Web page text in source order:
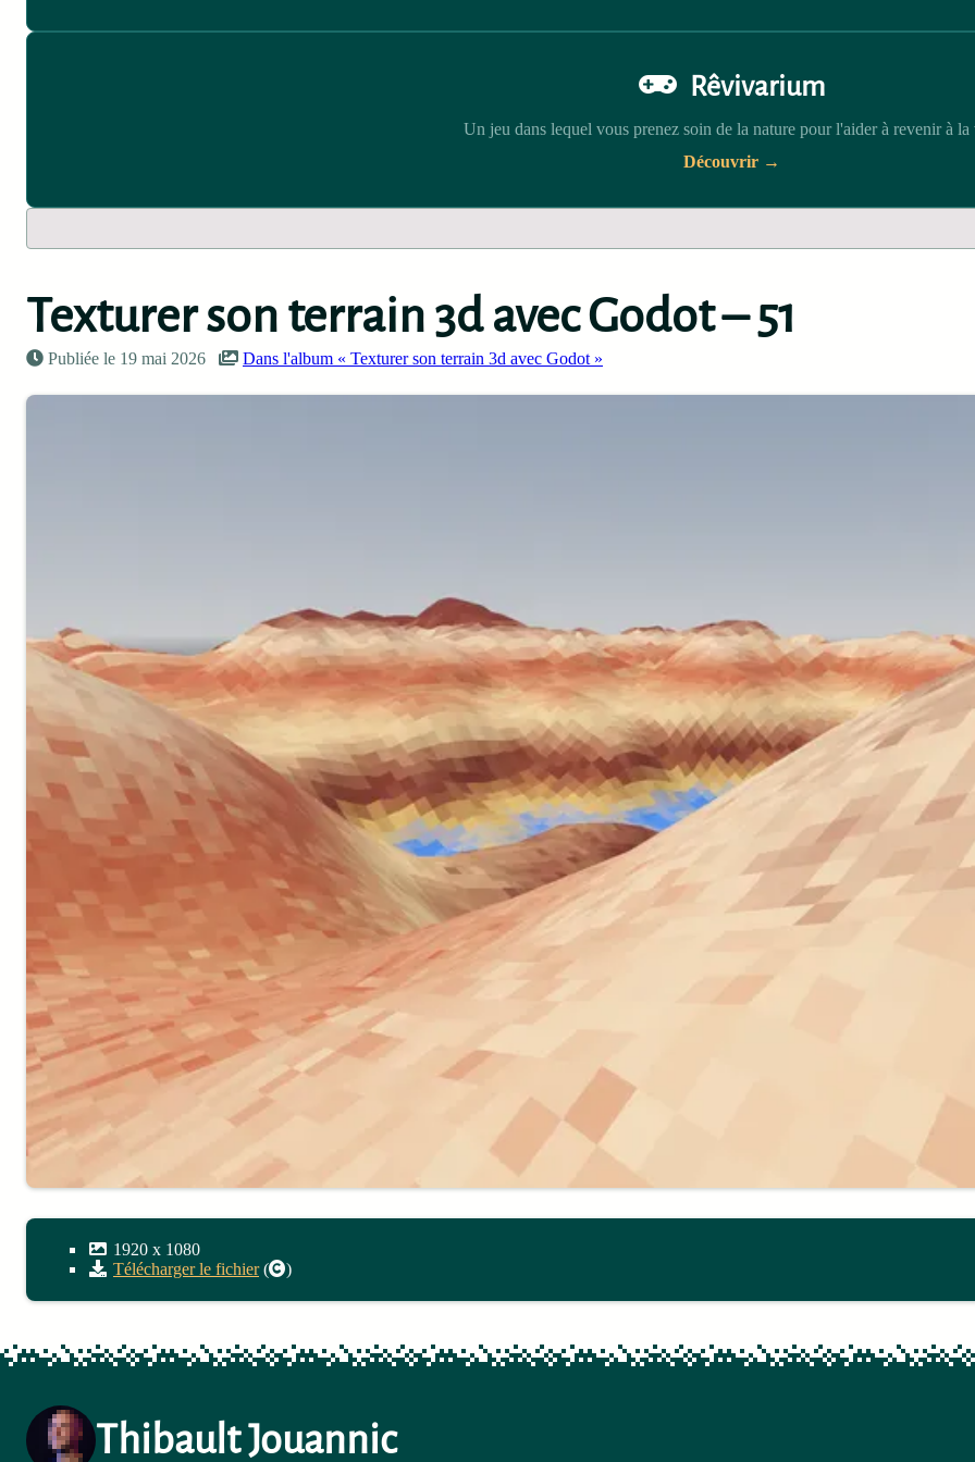
Rêvivarium
Un jeu dans lequel vous prenez soin de la nature pour l'aider à revenir à la
Découvrir →
Texturer son terrain 3d avec Godot – 51
Publiée le 19 mai 2026 Dans l'album « Texturer son terrain 3d avec Godot »
1920 x 1080
Télécharger le fichier( )
Thibault Jouannic